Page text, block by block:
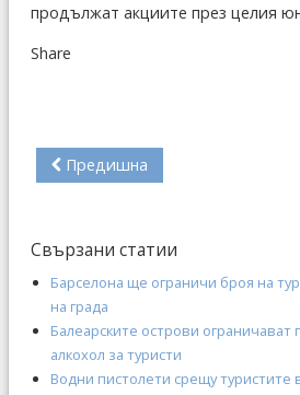
продължат акциите през целия
Share
Предишна
Свързани статии
Барселона ще ограничи броя на
на града
Балеарските острови ограничават
алкохол за туристи
Водни пистолети срещу туристите